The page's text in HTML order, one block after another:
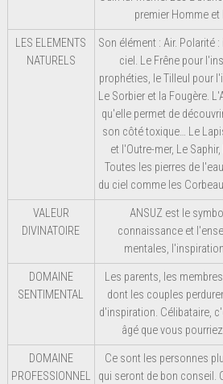
premier Homme et
LES ELEMENTS
NATURELS
Son élément : Air. Polarité
ciel. Le Frêne pour
prophéties, le Tilleul pour
Le Sorbier et la Fougère.
qu'elle permet de
son côté toxique… Le
et l'Outre-mer, Le
Toutes les pierres de
du ciel comme les
VALEUR
DIVINATOIRE
ANSUZ est le
connaissance et
mentales,
DOMAINE
SENTIMENTAL
Les parents, les
dont les couples
d'inspiration. Célibataire,
âgé que vous
DOMAINE
PROFESSIONNEL
Ce sont les personnes
qui seront de bon conseil.